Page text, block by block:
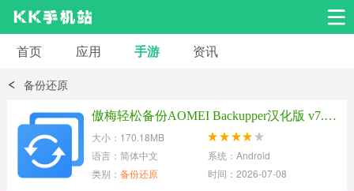
安卓应用
小说漫画
首页 应用 手游 资讯
备份还原
傲梅轻松备份AOMEI Backupper汉化版 v7.3.2
大小：170.18MB
语言：简体中文
系统：Android
类别： 备份还原 时间：2026-07-08